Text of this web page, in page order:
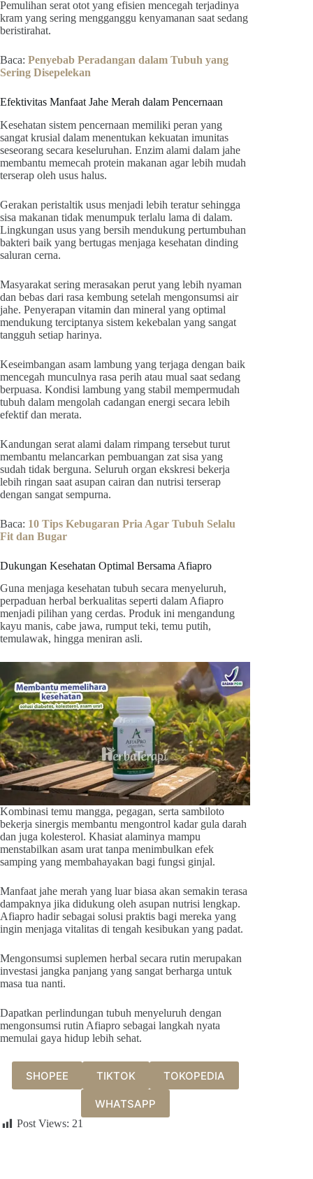
Pemulihan serat otot yang efisien mencegah terjadinya
kram yang sering mengganggu kenyamanan saat sedang
beristirahat.
Baca: Penyebab Peradangan dalam Tubuh yang
Sering Disepelekan
Efektivitas Manfaat Jahe Merah dalam Pencernaan
Kesehatan sistem pencernaan memiliki peran yang
sangat krusial dalam menentukan kekuatan imunitas
seseorang secara keseluruhan. Enzim alami dalam jahe
membantu memecah protein makanan agar lebih mudah
terserap oleh usus halus.
Gerakan peristaltik usus menjadi lebih teratur sehingga
sisa makanan tidak menumpuk terlalu lama di dalam.
Lingkungan usus yang bersih mendukung pertumbuhan
bakteri baik yang bertugas menjaga kesehatan dinding
saluran cerna.
Masyarakat sering merasakan perut yang lebih nyaman
dan bebas dari rasa kembung setelah mengonsumsi air
jahe. Penyerapan vitamin dan mineral yang optimal
mendukung terciptanya sistem kekebalan yang sangat
tangguh setiap harinya.
Keseimbangan asam lambung yang terjaga dengan baik
mencegah munculnya rasa perih atau mual saat sedang
berpuasa. Kondisi lambung yang stabil mempermudah
tubuh dalam mengolah cadangan energi secara lebih
efektif dan merata.
Kandungan serat alami dalam rimpang tersebut turut
membantu melancarkan pembuangan zat sisa yang
sudah tidak berguna. Seluruh organ ekskresi bekerja
lebih ringan saat asupan cairan dan nutrisi terserap
dengan sangat sempurna.
Baca: 10 Tips Kebugaran Pria Agar Tubuh Selalu
Fit dan Bugar
Dukungan Kesehatan Optimal Bersama Afiapro
Guna menjaga kesehatan tubuh secara menyeluruh,
perpaduan herbal berkualitas seperti dalam Afiapro
menjadi pilihan yang cerdas. Produk ini mengandung
kayu manis, cabe jawa, rumput teki, temu putih,
temulawak, hingga meniran asli.
Kombinasi temu mangga, pegagan, serta sambiloto
bekerja sinergis membantu mengontrol kadar gula darah
dan juga kolesterol. Khasiat alaminya mampu
menstabilkan asam urat tanpa menimbulkan efek
samping yang membahayakan bagi fungsi ginjal.
Manfaat jahe merah yang luar biasa akan semakin terasa
dampaknya jika didukung oleh asupan nutrisi lengkap.
Afiapro hadir sebagai solusi praktis bagi mereka yang
ingin menjaga vitalitas di tengah kesibukan yang padat.
Mengonsumsi suplemen herbal secara rutin merupakan
investasi jangka panjang yang sangat berharga untuk
masa tua nanti.
Dapatkan perlindungan tubuh menyeluruh dengan
mengonsumsi rutin Afiapro sebagai langkah nyata
memulai gaya hidup lebih sehat.
SHOPEE TIKTOK TOKOPEDIA
WHATSAPP
Post Views: 21